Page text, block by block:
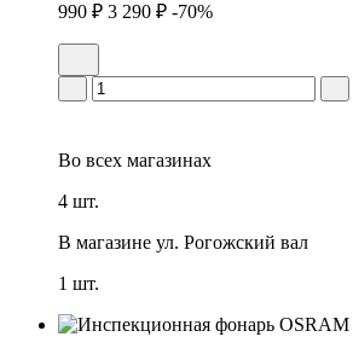
990 ₽ 3 290 ₽ -70%
Во всех магазинах
4 шт.
В магазине ул. Рогожский вал
1 шт.